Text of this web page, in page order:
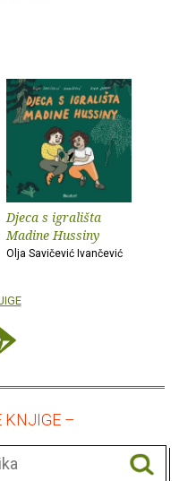
Djeca s igrališta
Madine Hussiny
Olja Savičević Ivančević
KNJIGE –